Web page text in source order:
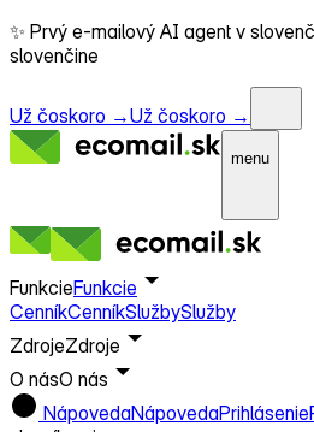
✨ Prvý e-mailový AI agent v
slovenčine
Už čoskoro →Už čoskoro →
menu
FunkcieFunkcie
CenníkCenníkSlužbySlužby
ZdrojeZdroje
O násO nás
NápovedaNápovedaPrihlásenie